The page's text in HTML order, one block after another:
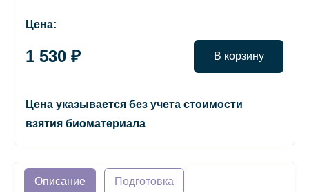
Цена:
1 530 ₽ В корзину
Цена указывается без учета стоимости
взятия биоматериала
Описание Подготовка